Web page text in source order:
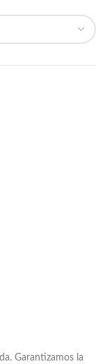
Garantizamos la